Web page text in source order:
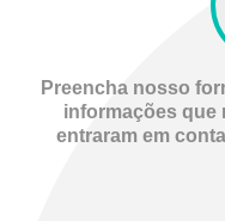
SAIBA MAIS
Preencha nosso
informações que
entraram em